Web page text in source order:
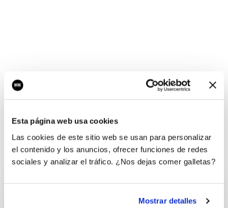
Esta página web usa cookies
Las cookies de este sitio web se usan para personalizar
el contenido y los anuncios, ofrecer funciones de redes
sociales y analizar el tráfico. ¿Nos dejas comer galletas?
Mostrar detalles
¡Ups, no hay nada por
aquí!
¿Quieres jugar al juego del empresario?